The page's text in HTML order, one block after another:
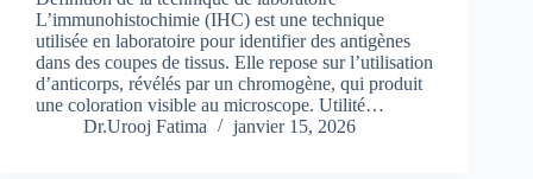
L’immunohistochimie (IHC) est une technique
utilisée en laboratoire pour identifier des antigènes
dans des coupes de tissus. Elle repose sur l’utilisation
d’anticorps, révélés par un chromogène, qui produit
une coloration visible au microscope. Utilité…
Dr.Urooj Fatima
janvier 15, 2026